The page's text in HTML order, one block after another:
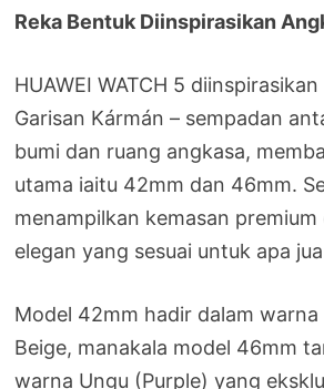
Reka Bentuk Diinspirasikan
HUAWEI WATCH 5
Garisan Kármán – sempadan
bumi dan ruang angkasa,
utama iaitu 42mm dan 46mm.
menampilkan kemasan
elegan yang sesuai untuk apa
Model 42mm hadir dalam warna
Beige, manakala model 46mm
warna Ungu (Purple) yang